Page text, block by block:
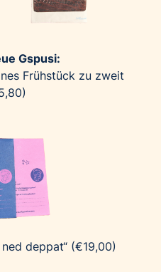
Gspusi:
Frühstück zu zweit
deppat“ (€19,00)